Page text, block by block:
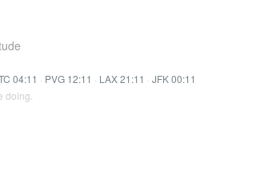
04:11 · PVG 12:11 · LAX 21:11 · JFK 00:11
doing.